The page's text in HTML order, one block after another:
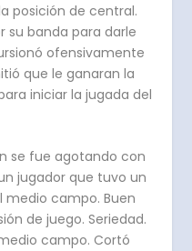
posición de central.
su banda para darle
ofensivamente
que le ganaran la
iniciar la jugada del
se fue agotando con
jugador que tuvo un
campo. Buen
de juego. Seriedad.
campo. Cortó